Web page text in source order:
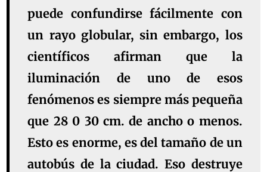
puede confundirse fácilmente con
un rayo globular, sin embargo, los
científicos afirman que la
iluminación de uno de esos
fenómenos es siempre más pequeña
que 28 0 30 cm. de ancho o menos.
Esto es enorme, es del tamaño de un
autobús de la ciudad. Eso destruye